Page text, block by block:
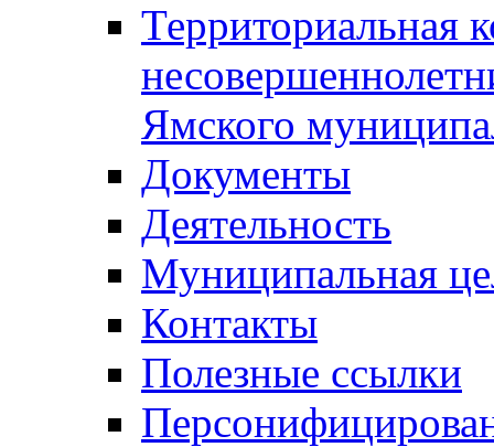
Территориальная
Ямского
Документы
Деятельность
Муниципальная
Контакты
Полезные ссылки